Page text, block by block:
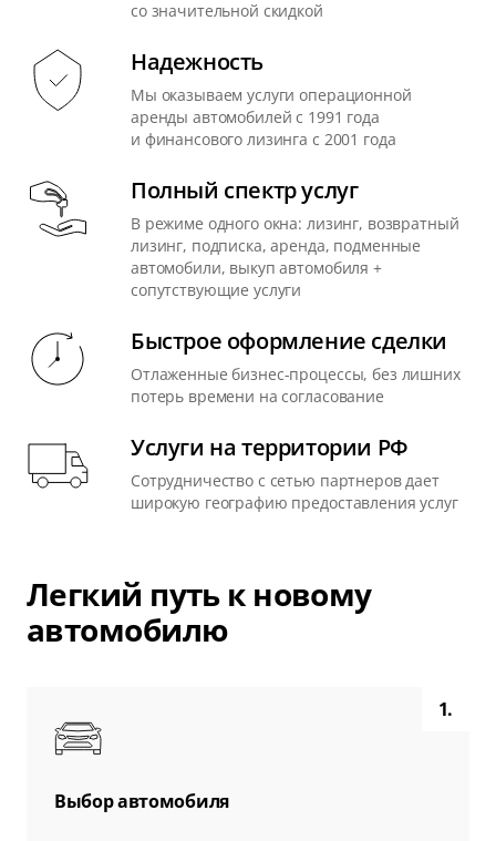
со значительной скидкой
Надежность
Мы оказываем услуги операционной
аренды автомобилей с 1991 года
и финансового лизинга с 2001 года
Полный спектр услуг
В режиме одного окна: лизинг, возвратный
лизинг, подписка, аренда, подменные
автомобили, выкуп автомобиля +
сопутствующие услуги
Быстрое оформление сделки
Отлаженные бизнес-процессы, без лишних
потерь времени на согласование
Услуги на территории РФ
Сотрудничество с сетью партнеров дает
широкую географию предоставления услуг
Легкий путь к новому
автомобилю
1.
Выбор автомобиля